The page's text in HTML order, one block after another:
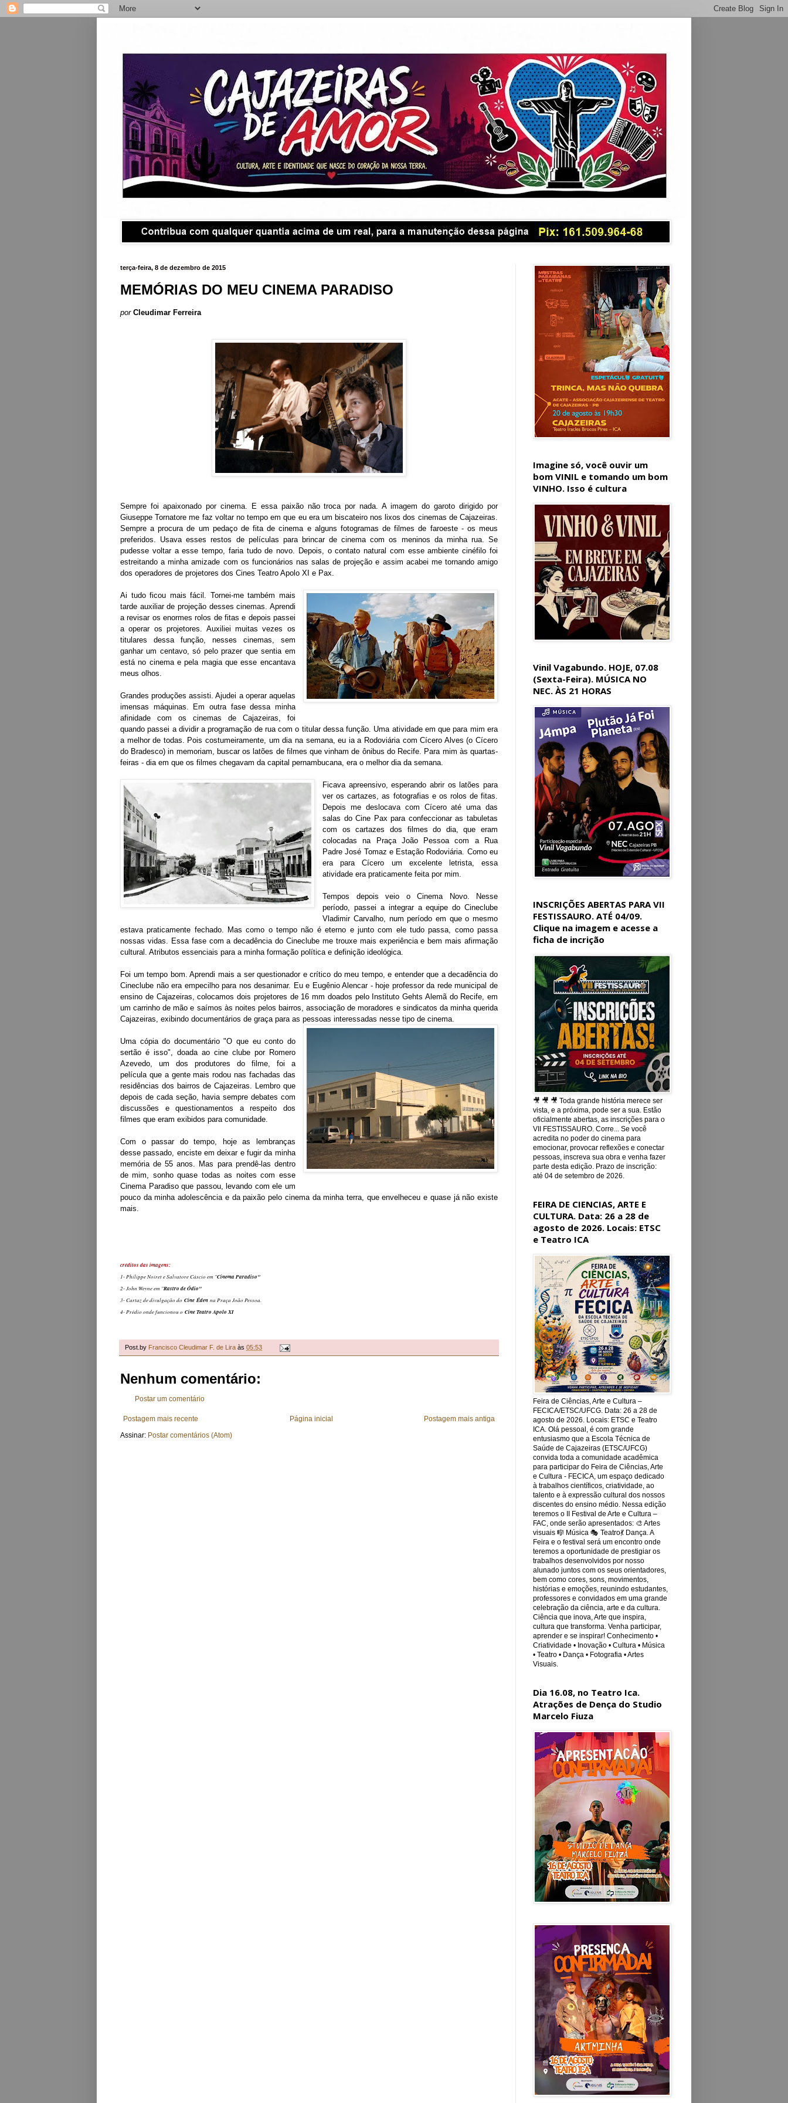
terça-feira, 8 de dezembro de 2015
MEMÓRIAS DO MEU CINEMA PARADISO
por Cleudimar Ferreira
Sempre foi apaixonado por cinema. E essa paixão não troca por nada. A imagem do garoto dirigido por
Giuseppe Tornatore me faz voltar no tempo em que eu era um biscateiro nos lixos dos cinemas de Cajazeiras.
Sempre a procura de um pedaço de fita de cinema e alguns fotogramas de filmes de faroeste - os meus
preferidos. Usava esses restos de películas para brincar de cinema com os meninos da minha rua. Se
pudesse voltar a esse tempo, faria tudo de novo. Depois, o contato natural com esse ambiente cinéfilo foi
estreitando a minha amizade com os funcionários nas salas de projeção e assim acabei me tornando amigo
dos operadores de projetores dos Cines Teatro Apolo XI e Pax.
Ai tudo ficou mais fácil. Tornei-me também mais
tarde auxiliar de projeção desses cinemas. Aprendi
a revisar os enormes rolos de fitas e depois passei
a operar os projetores. Auxiliei muitas vezes os
titulares dessa função, nesses cinemas, sem
ganhar um centavo, só pelo prazer que sentia em
está no cinema e pela magia que esse encantava
meus olhos.
Grandes produções assisti. Ajudei a operar aquelas
imensas máquinas. Em outra fase dessa minha
afinidade com os cinemas de Cajazeiras, foi
quando passei a dividir a programação de rua com o titular dessa função. Uma atividade em que para mim era
a melhor de todas. Pois costumeiramente, um dia na semana, eu ia a Rodoviária com Cícero Alves (o Cícero
do Bradesco) in memoriam, buscar os latões de filmes que vinham de ônibus do Recife. Para mim às quartas-
feiras - dia em que os filmes chegavam da capital pernambucana, era o melhor dia da semana.
Ficava apreensivo, esperando abrir os latões para
ver os cartazes, as fotografias e os rolos de fitas.
Depois me deslocava com Cícero até uma das
salas do Cine Pax para confeccionar as tabuletas
com os cartazes dos filmes do dia, que eram
colocadas na Praça João Pessoa com a Rua
Padre José Tomaz e Estação Rodoviária. Como eu
era para Cícero um excelente letrista, essa
atividade era praticamente feita por mim.
Tempos depois veio o Cinema Novo. Nesse
período, passei a integrar a equipe do Cineclube
Vladimir Carvalho, num período em que o mesmo
estava praticamente fechado. Mas como o tempo não é eterno e junto com ele tudo passa, como passa
nossas vidas. Essa fase com a decadência do Cineclube me trouxe mais experiência e bem mais afirmação
cultural. Atributos essenciais para a minha formação política e definição ideológica.
Foi um tempo bom. Aprendi mais a ser questionador e crítico do meu tempo, e entender que a decadência do
Cineclube não era empecilho para nos desanimar. Eu e Eugênio Alencar - hoje professor da rede municipal de
ensino de Cajazeiras, colocamos dois projetores de 16 mm doados pelo Instituto Gehts Alemã do Recife, em
um carrinho de mão e saímos às noites pelos bairros, associação de moradores e sindicatos da minha querida
Cajazeiras, exibindo documentários de graça para as pessoas interessadas nesse tipo de cinema.
Uma cópia do documentário "O que eu conto do
sertão é isso", doada ao cine clube por Romero
Azevedo, um dos produtores do filme, foi a
película que a gente mais rodou nas fachadas das
residências dos bairros de Cajazeiras. Lembro que
depois de cada seção, havia sempre debates com
discussões e questionamentos a respeito dos
filmes que eram exibidos para comunidade.
Com o passar do tempo, hoje as lembranças
desse passado, enciste em deixar e fugir da minha
memória de 55 anos. Mas para prendê-las dentro
de mim, sonho quase todas as noites com esse
Cinema Paradiso que passou, levando com ele um
pouco da minha adolescência e da paixão pelo cinema da minha terra, que envelheceu e quase já não existe
mais.
créditos das imagens:
1- Philippe Noiret e Salvatore Cáscio em "Cinema Paradiso"
2- John Weyne em "Rastro de Ódio"
3- Cartaz de divulgação do Cine Éden na Praça João Pessoa.
4- Prédio onde funcionou o Cine Teatro Apolo XI
Post.by Francisco Cleudimar F. de Lira às 05:53
Nenhum comentário:
Postar um comentário
Postagem mais recente Postagem mais antiga
Página inicial
Assinar: Postar comentários (Atom)
Imagine só, você ouvir um
bom VINIL e tomando um bom
VINHO. Isso é cultura
Vinil Vagabundo. HOJE, 07.08
(Sexta-Feira). MÚSICA NO
NEC. ÀS 21 HORAS
INSCRIÇÕES ABERTAS PARA VII
FESTISSAURO. ATÉ 04/09.
Clique na imagem e acesse a
ficha de incrição
🎥 🎥 🎥 Toda grande história merece ser
vista, e a próxima, pode ser a sua. Estão
oficialmente abertas, as inscrições para o
VII FESTISSAURO. Corre... Se você
acredita no poder do cinema para
emocionar, provocar reflexões e conectar
pessoas, inscreva sua obra e venha fazer
parte desta edição. Prazo de inscrição:
até 04 de setembro de 2026.
FEIRA DE CIENCIAS, ARTE E
CULTURA. Data: 26 a 28 de
agosto de 2026. Locais: ETSC
e Teatro ICA
Feira de Ciências, Arte e Cultura –
FECICA/ETSC/UFCG. Data: 26 a 28 de
agosto de 2026. Locais: ETSC e Teatro
ICA. Olá pessoal, é com grande
entusiasmo que a Escola Técnica de
Saúde de Cajazeiras (ETSC/UFCG)
convida toda a comunidade acadêmica
para participar do Feira de Ciências, Arte
e Cultura - FECICA, um espaço dedicado
à trabalhos científicos, criatividade, ao
talento e à expressão cultural dos nossos
discentes do ensino médio. Nessa edição
teremos o II Festival de Arte e Cultura –
FAC, onde serão apresentados: 🎨 Artes
visuais 🎼 Música 🎭 Teatro💃 Dança. A
Feira e o festival será um encontro onde
teremos a oportunidade de prestigiar os
trabalhos desenvolvidos por nosso
alunado juntos com os seus orientadores,
bem como cores, sons, movimentos,
histórias e emoções, reunindo estudantes,
professores e convidados em uma grande
celebração da ciência, arte e da cultura.
Ciência que inova, Arte que inspira,
cultura que transforma. Venha participar,
aprender e se inspirar! Conhecimento •
Criatividade • Inovação • Cultura • Música
• Teatro • Dança • Fotografia • Artes
Visuais.
Dia 16.08, no Teatro Ica.
Atrações de Dença do Studio
Marcelo Fiuza